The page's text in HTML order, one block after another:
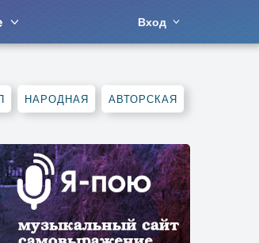
Вход
НАРОДНАЯ АВТОРСКАЯ